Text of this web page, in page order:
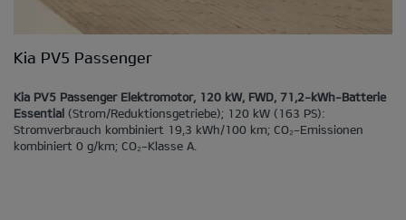
Kia PV5 Passenger
Kia PV5 Passenger Elektromotor, 120 kW, FWD, 71,2-kWh-Batterie
Essential (Strom/Reduktionsgetriebe); 120 kW (163 PS):
Stromverbrauch kombiniert 19,3 kWh/100 km; CO₂-Emissionen
kombiniert 0 g/km; CO₂-Klasse A.